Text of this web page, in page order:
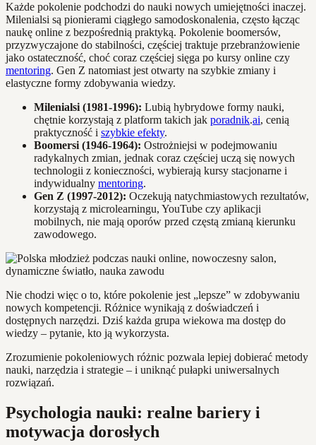
Każde pokolenie podchodzi do nauki nowych umiejętności inaczej.
Milenialsi są pionierami ciągłego samodoskonalenia, często łącząc
naukę online z bezpośrednią praktyką. Pokolenie boomersów,
przyzwyczajone do stabilności, częściej traktuje przebranżowienie
jako ostateczność, choć coraz częściej sięga po kursy online czy
mentoring. Gen Z natomiast jest otwarty na szybkie zmiany i
elastyczne formy zdobywania wiedzy.
Milenialsi (1981-1996): Lubią hybrydowe formy nauki,
chętnie korzystają z platform takich jak poradnik.ai, cenią
praktyczność i szybkie efekty.
Boomersi (1946-1964): Ostrożniejsi w podejmowaniu
radykalnych zmian, jednak coraz częściej uczą się nowych
technologii z konieczności, wybierają kursy stacjonarne i
indywidualny mentoring.
Gen Z (1997-2012): Oczekują natychmiastowych rezultatów,
korzystają z microlearningu, YouTube czy aplikacji
mobilnych, nie mają oporów przed częstą zmianą kierunku
zawodowego.
Nie chodzi więc o to, które pokolenie jest „lepsze” w zdobywaniu
nowych kompetencji. Różnice wynikają z doświadczeń i
dostępnych narzędzi. Dziś każda grupa wiekowa ma dostęp do
wiedzy – pytanie, kto ją wykorzysta.
Zrozumienie pokoleniowych różnic pozwala lepiej dobierać metody
nauki, narzędzia i strategie – i uniknąć pułapki uniwersalnych
rozwiązań.
Psychologia nauki: realne bariery i
motywacja dorosłych